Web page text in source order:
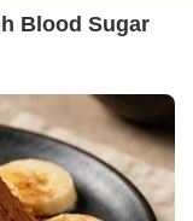
Daftar
Pedoman Media Siber
Hubungi Kami